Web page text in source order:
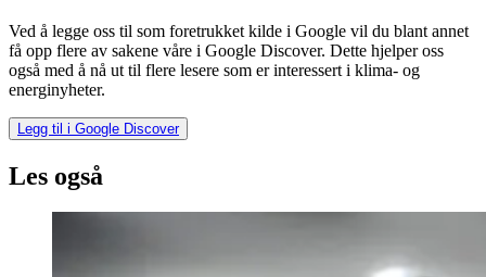
Ved å legge oss til som foretrukket kilde i Google vil du blant annet
få opp flere av sakene våre i Google Discover. Dette hjelper oss
også med å nå ut til flere lesere som er interessert i klima- og
energinyheter.
Legg til i Google Discover
Les også